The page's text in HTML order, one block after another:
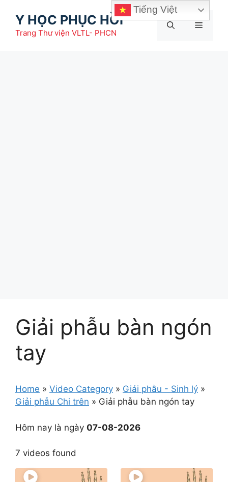
Y HỌC PHỤC HỒI
Trang Thư viện VLTL- PHCN
Menu
Giải phẫu bàn ngón
tay
Home » Video Category » Giải phẫu - Sinh lý »
Giải phẫu Chi trên » Giải phẫu bàn ngón tay
Hôm nay là ngày 07-08-2026
7 videos found
Tiếng Việt